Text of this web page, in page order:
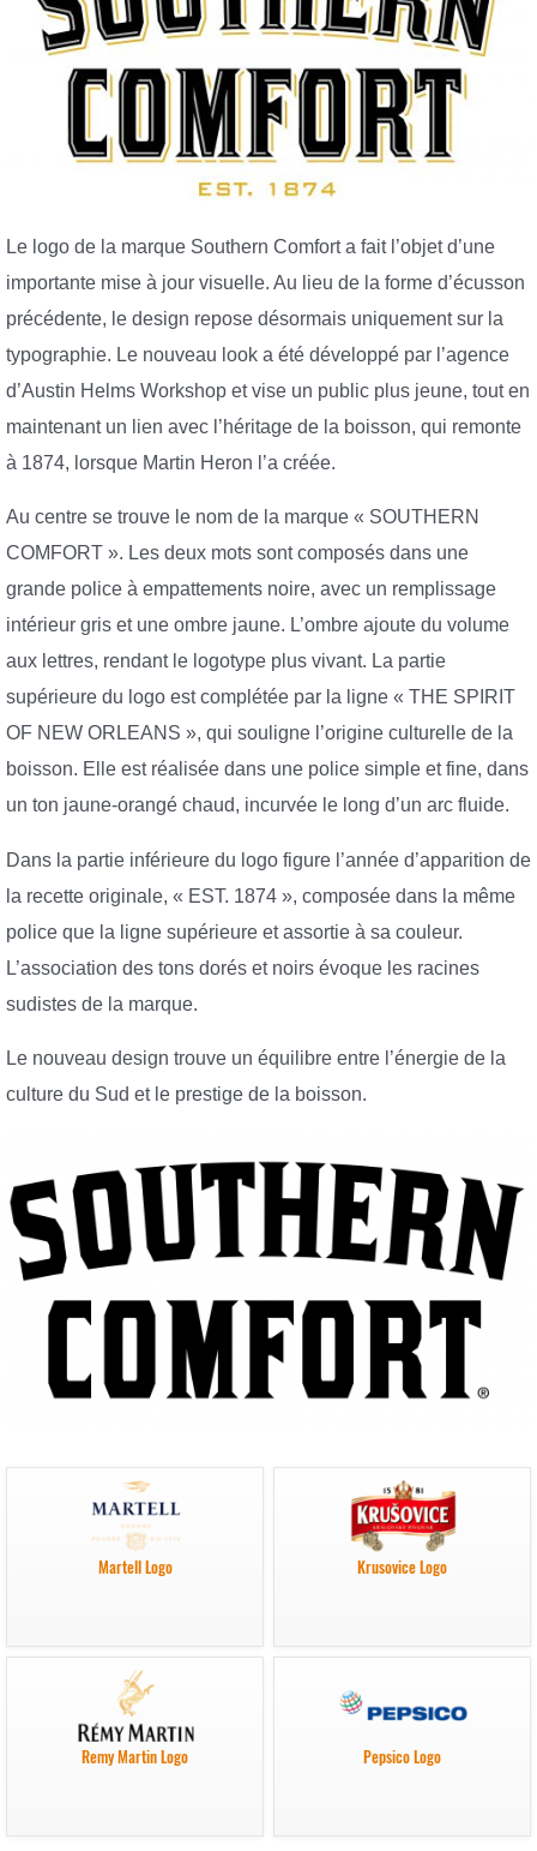
Le logo de la marque Southern Comfort a fait l’objet d’une
importante mise à jour visuelle. Au lieu de la forme d’écusson
précédente, le design repose désormais uniquement sur la
typographie. Le nouveau look a été développé par l’agence
d’Austin Helms Workshop et vise un public plus jeune, tout en
maintenant un lien avec l’héritage de la boisson, qui remonte
à 1874, lorsque Martin Heron l’a créée.
Au centre se trouve le nom de la marque « SOUTHERN
COMFORT ». Les deux mots sont composés dans une
grande police à empattements noire, avec un remplissage
intérieur gris et une ombre jaune. L’ombre ajoute du volume
aux lettres, rendant le logotype plus vivant. La partie
supérieure du logo est complétée par la ligne « THE SPIRIT
OF NEW ORLEANS », qui souligne l’origine culturelle de la
boisson. Elle est réalisée dans une police simple et fine, dans
un ton jaune-orangé chaud, incurvée le long d’un arc fluide.
Dans la partie inférieure du logo figure l’année d’apparition de
la recette originale, « EST. 1874 », composée dans la même
police que la ligne supérieure et assortie à sa couleur.
L’association des tons dorés et noirs évoque les racines
sudistes de la marque.
Le nouveau design trouve un équilibre entre l’énergie de la
culture du Sud et le prestige de la boisson.
Martell Logo Krusovice Logo
Remy Martin Logo Pepsico Logo